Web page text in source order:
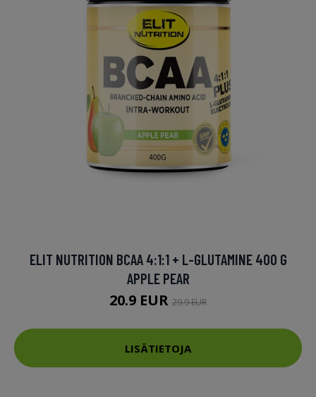
ELIT NUTRITION BCAA 4:1:1 + L-GLUTAMINE 400 G
APPLE PEAR
20.9 EUR 29.9 EUR
LISÄTIETOJA